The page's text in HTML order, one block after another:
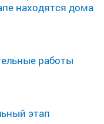
находятся дома
работы
этап